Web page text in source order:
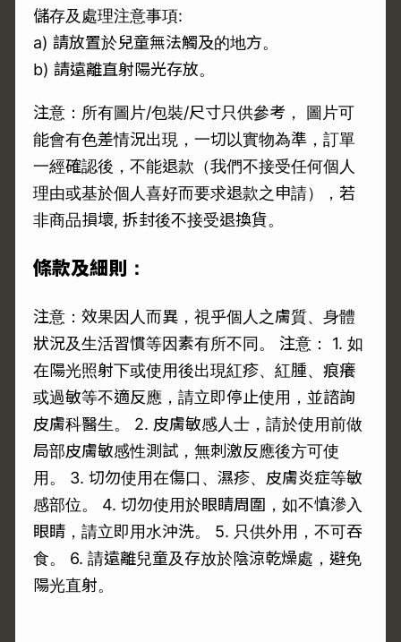
儲存及處理注意事項:
a) 請放置於兒童無法觸及的地方。
b) 請遠離直射陽光存放。
注意：所有圖片/包裝/尺寸只供參考， 圖片可
能會有色差情況出現，一切以實物為準，訂單
一經確認後，不能退款（我們不接受任何個人
理由或基於個人喜好而要求退款之申請），若
非商品損壞, 拆封後不接受退換貨。
條款及細則：
注意：效果因人而異，視乎個人之膚質、身體
狀況及生活習慣等因素有所不同。 注意： 1. 如
在陽光照射下或使用後出現紅疹、紅腫、痕癢
或過敏等不適反應，請立即停止使用，並諮詢
皮膚科醫生。 2. 皮膚敏感人士，請於使用前做
局部皮膚敏感性測試，無刺激反應後方可使
用。 3. 切勿使用在傷口、濕疹、皮膚炎症等敏
感部位。 4. 切勿使用於眼睛周圍，如不慎滲入
眼睛，請立即用水沖洗。 5. 只供外用，不可吞
食。 6. 請遠離兒童及存放於陰涼乾燥處，避免
陽光直射。